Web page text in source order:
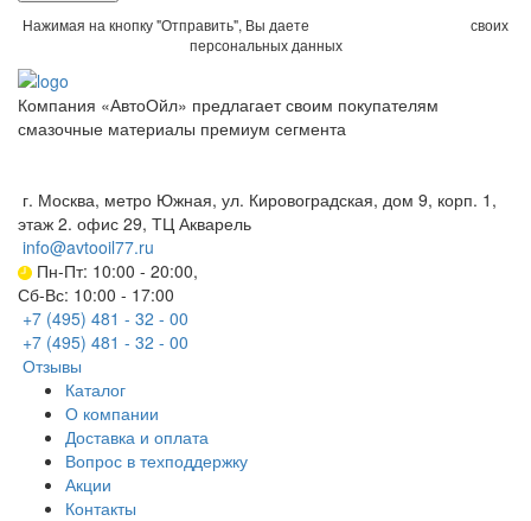
Нажимая на кнопку "Отправить", Вы даете
своих
персональных данных
Компания «АвтоОйл» предлагает своим покупателям
смазочные материалы премиум сегмента
г. Москва, метро Южная, ул. Кировоградская, дом 9, корп. 1,
этаж 2. офис 29, ТЦ Акварель
info@avtooil77.ru
Пн-Пт: 10:00 - 20:00,
Сб-Вс: 10:00 - 17:00
+7 (495) 481 - 32 - 00
+7 (495) 481 - 32 - 00
Отзывы
Каталог
О компании
Доставка и оплата
Вопрос в техподдержку
Акции
Контакты